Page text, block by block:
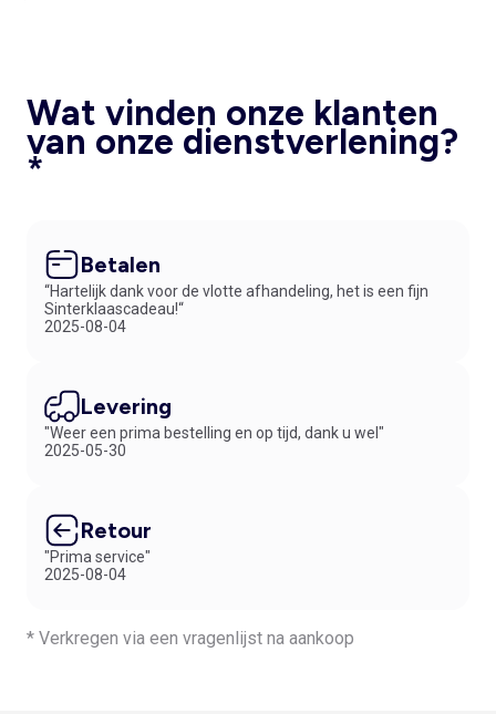
Wat vinden onze klanten
van onze dienstverlening?
*
Betalen
“Hartelijk dank voor de vlotte afhandeling, het is een fijn
Sinterklaascadeau!“
2025-08-04
Levering
"Weer een prima bestelling en op tijd, dank u wel"
2025-05-30
Retour
"Prima service"
2025-08-04
* Verkregen via een vragenlijst na aankoop